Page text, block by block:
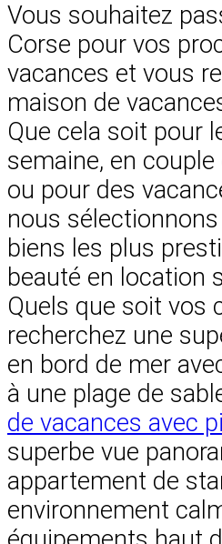
Vous souhaitez
Corse pour vos
vacances et vous
maison de
Que cela soit pour
semaine, en
ou pour des
nous
biens les plus
beauté en location
Quels que soit vos
recherchez une
en bord de mer
à une plage de
de vacances avec
superbe vue
appartement de
environnement